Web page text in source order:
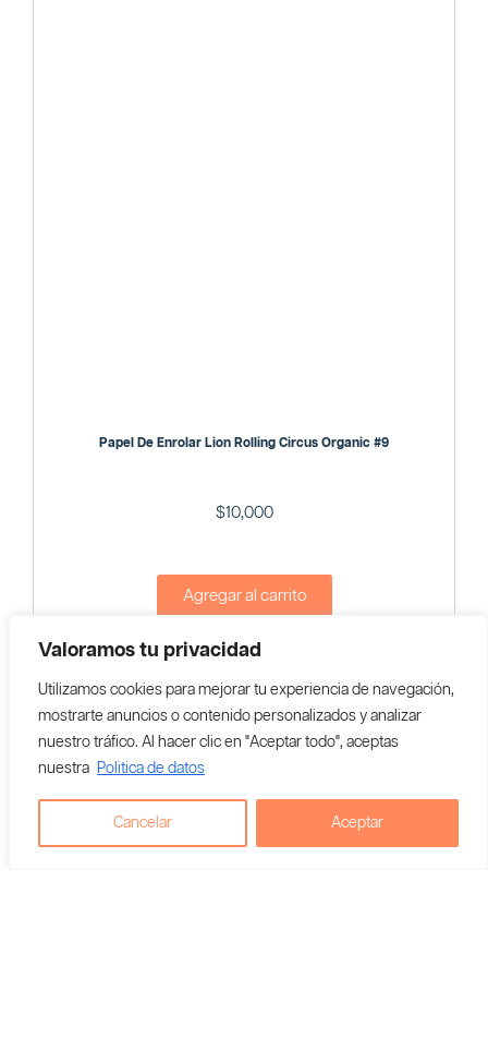
Valoramos tu privacidad
Utilizamos cookies para mejorar tu experiencia de navegación,
mostrarte anuncios o contenido personalizados y analizar
nuestro tráfico. Al hacer clic en "Aceptar todo", aceptas
nuestra Politica de datos
Cancelar Aceptar
Papel De Enrolar Lion Rolling Circus Organic #9
$10,000
Agregar al carrito
Vendedor En Colombia: